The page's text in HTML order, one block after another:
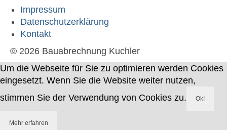
Impressum
Datenschutzerklärung
Kontakt
© 2026 Bauabrechnung Kuchler
Um die Webseite für Sie zu optimieren werden Cookies
eingesetzt. Wenn Sie die Website weiter nutzen,
stimmen Sie der Verwendung von Cookies zu.
Ok!
Mehr erfahren